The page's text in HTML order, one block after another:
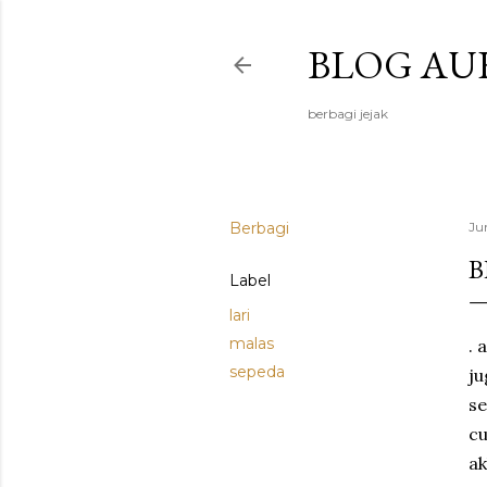
BLOG
berbagi jejak
Berbagi
Label
lari
malas
sepeda
.